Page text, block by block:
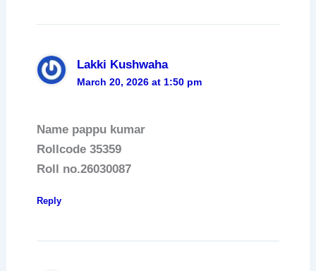
Lakki Kushwaha
March 20, 2026 at 1:50 pm
Name pappu kumar
Rollcode 35359
Roll no.26030087
Reply